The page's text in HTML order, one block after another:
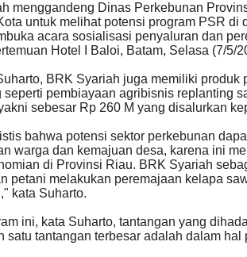
menggandeng Dinas Perkebunan
untuk melihat potensi program PSR di
acara sosialisasi penyaluran dan
Hotel I Baloi, Batam, Selasa (7/5/
BRK Syariah juga memiliki produk
seperti pembiayaan agribisnis replanting
sebesar Rp 260 M yang disalurkan
bahwa potensi sektor perkebunan
warga dan kemajuan desa, karena ini
di Provinsi Riau. BRK Syariah
petani melakukan peremajaan kelapa
kata Suharto.
ini, kata Suharto, tantangan yang
satu tantangan terbesar adalah dalam hal